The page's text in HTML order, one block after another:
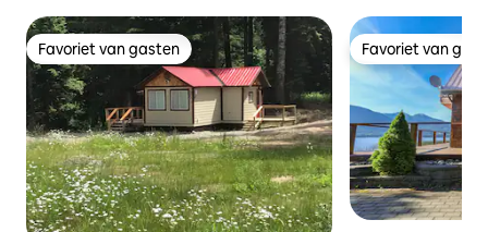
Favoriet van gasten
Favoriet van gasten Favoriet van
Favoriet van